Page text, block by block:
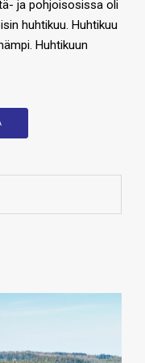
ja pohjoisosissa oli
huhtikuu. Huhtikuu
Huhtikuun